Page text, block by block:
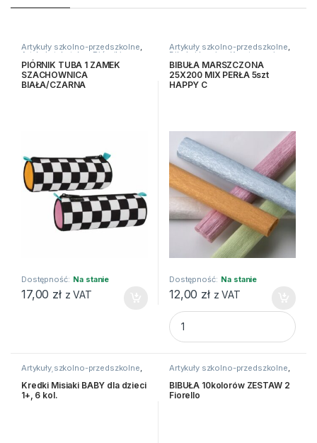
Artykuły szkolno-przedszkolne,
Artykuły tekstylne Piórniki
PIÓRNIK TUBA 1 ZAMEK
SZACHOWNICA
BIAŁA/CZARNA
Dostępność: Na stanie
17,00 zł z VAT
Artykuły szkolno-przedszkolne,
Bibuły i krepiny Kreatywne i
plastyczne
BIBUŁA MARSZCZONA
25X200 MIX PERŁA 5szt
HAPPY C
Dostępność: Na stanie
12,00 zł z VAT
BIBUŁA MARSZCZONA
Artykuły szkolno-przedszkolne
Kredki ,Świecowe, woskowe,
inne
Kredki Misiaki BABY dla dzieci
1+, 6 kol.
Artykuły szkolno-przedszkolne
Bibuły i krepiny Kreatywne i
plastyczne
BIBUŁA 10kolorów ZESTAW 2
Fiorello